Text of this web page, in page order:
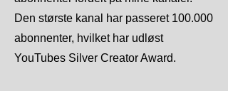
Den største kanal har passeret 100.000
abonnenter, hvilket har udløst
YouTubes Silver Creator Award.